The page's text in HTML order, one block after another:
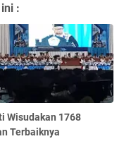
:
Wisudakan 1768
Terbaiknya